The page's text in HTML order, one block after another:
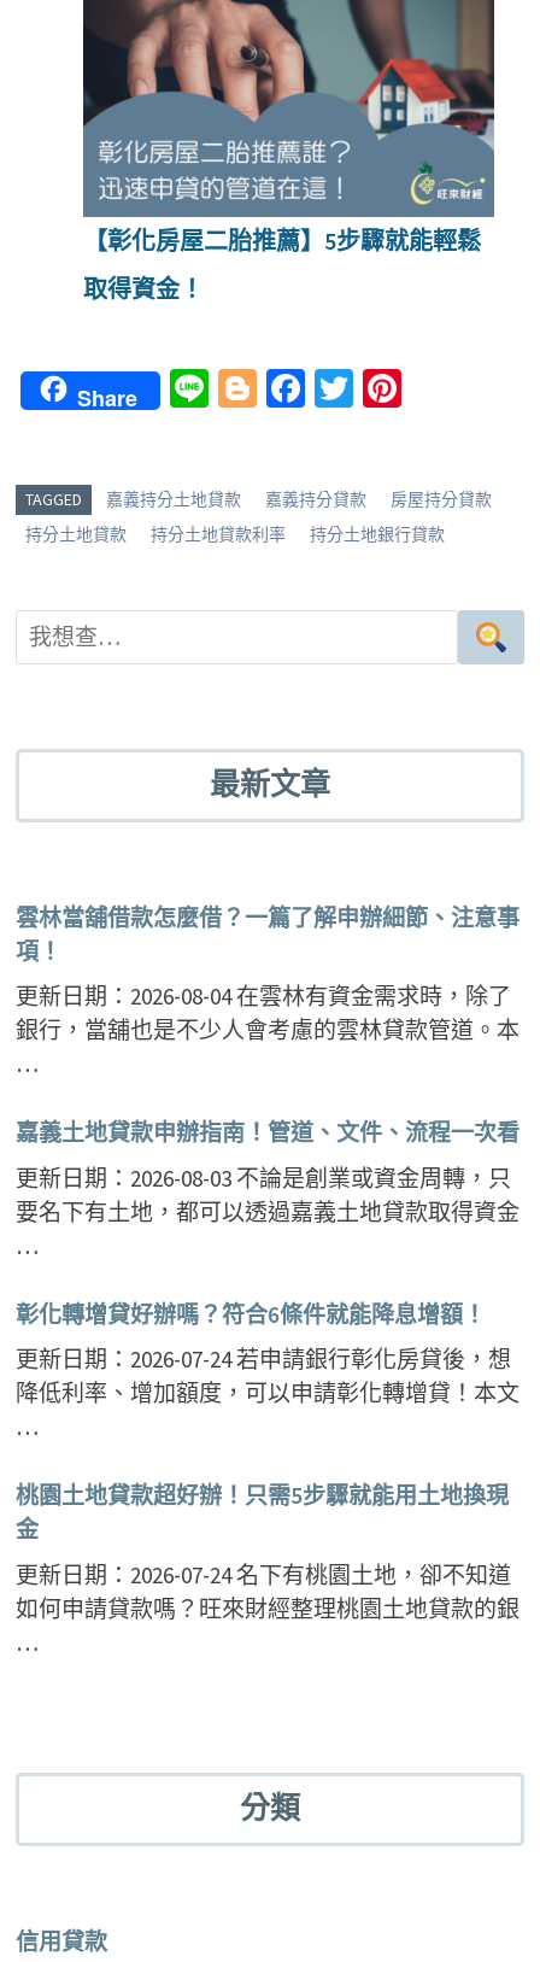
【彰化房屋二胎推薦】5步驟就能輕鬆
取得資金！
Share
Li Bl
g
er
Fa
o
o
T
er
es
t
TAGGED 嘉義持分土地貸款 嘉義持分貸款
房屋持分貸款
持分土地貸款
持分土地貸款利率 持分土地銀行貸款
最新文章
雲林當舖借款怎麼借？一篇了解申辦細節、注意事
項！
更新日期：2026-08-04 在雲林有資金需求時，除了
銀行，當舖也是不少人會考慮的雲林貸款管道。本
…
嘉義土地貸款申辦指南！管道、文件、流程一次看
更新日期：2026-08-03 不論是創業或資金周轉，只
要名下有土地，都可以透過嘉義土地貸款取得資金
…
彰化轉增貸好辦嗎？符合6條件就能降息增額！
更新日期：2026-07-24 若申請銀行彰化房貸後，想
降低利率、增加額度，可以申請彰化轉增貸！本文
…
桃園土地貸款超好辦！只需5步驟就能用土地換現
金
更新日期：2026-07-24 名下有桃園土地，卻不知道
如何申請貸款嗎？旺來財經整理桃園土地貸款的銀
…
分類
信用貸款